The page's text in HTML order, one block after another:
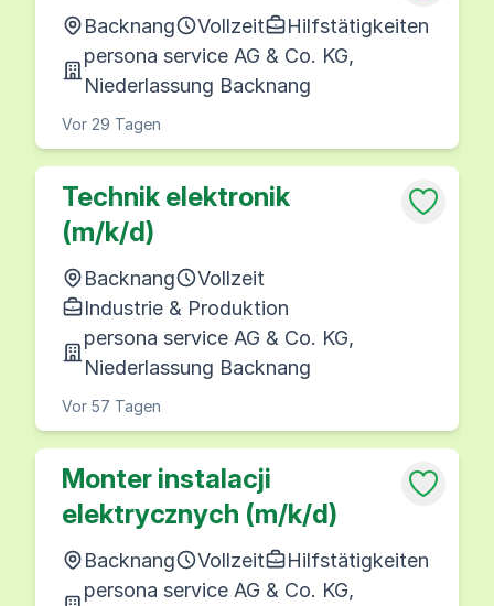
Backnang Vollzeit
Hilfstätigkeiten
persona service AG & Co. KG,
Niederlassung Backnang
Vor 29 Tagen
Technik elektronik
(m/k/d)
Backnang
Vollzeit
Industrie & Produktion
persona service AG & Co. KG,
Niederlassung Backnang
Vor 57 Tagen
Monter instalacji
elektrycznych (m/k/d)
Backnang Vollzeit
Hilfstätigkeiten
persona service AG & Co. KG,